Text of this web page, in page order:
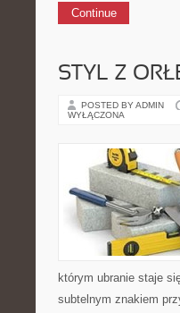
Continue
STYL Z
POSTED BY ADMIN
WYŁĄCZONA
którym ubranie staje
subtelnym znakiem